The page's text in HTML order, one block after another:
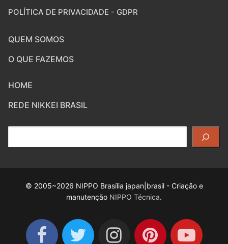
POLÍTICA DE PRIVACIDADE - GDPR
QUEM SOMOS
O QUE FAZEMOS
HOME
REDE NIKKEI BRASIL
© 2005~2026 NIPPO Brasília japan|brasil - Criação e
manutenção NIPPO Técnica.